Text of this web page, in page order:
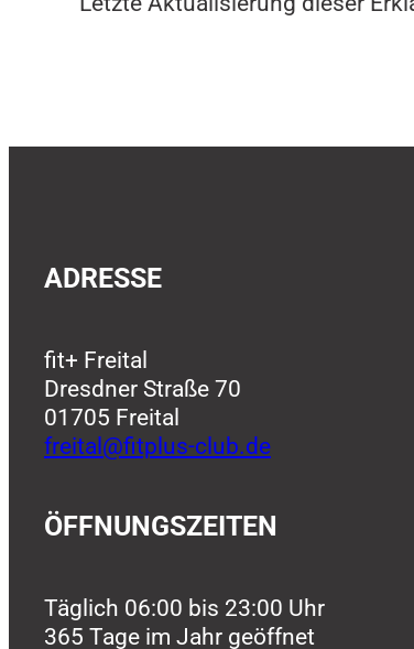
ADRESSE
fit+ Freital
Dresdner Straße 70
01705 Freital
freital@fitplus-club.de
ÖFFNUNGSZEITEN
Täglich 06:00 bis 23:00 Uhr
365 Tage im Jahr geöffnet